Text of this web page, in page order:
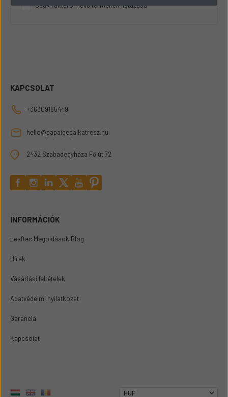
Csak raktáron lévő termékek listázása
KAPCSOLAT
+36309165449
hello@papaigepalkatresz.hu
2432 Szabadegyháza Fő út 72
INFORMÁCIÓK
Leaftec Megoldások Blog
Hírek
Vásárlási feltételek
Adatvédelmi nyilatkozat
Garancia
Kapcsolat